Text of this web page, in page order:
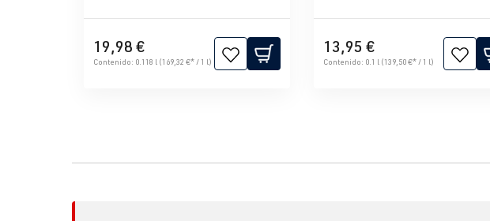
19,98 €
Contenido: 0.118 l (169,32 €* / 1 l)
13,95 €
Contenido: 0.1 l (139,50 €* / 1 l)